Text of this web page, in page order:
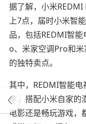
据了解，小米
上7点，届时小米智
品，包括REDMI智
o、米家空调Pro和
的独特卖点。
其中，REDMI智能
率，搭配小米自家的
电影还是畅玩游戏，